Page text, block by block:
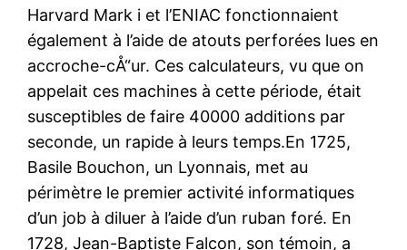
Harvard Mark i et l’ENIAC fonctionnaient
également à l’aide de atouts perforées lues en
accroche-cÅ“ur. Ces calculateurs, vu que on
appelait ces machines à cette période, était
susceptibles de faire 40000 additions par
seconde, un rapide à leurs temps.En 1725,
Basile Bouchon, un Lyonnais, met au
périmètre le premier activité informatiques
d’un job à diluer à l’aide d’un ruban foré. En
1728, Jean-Baptiste Falcon, son témoin, a